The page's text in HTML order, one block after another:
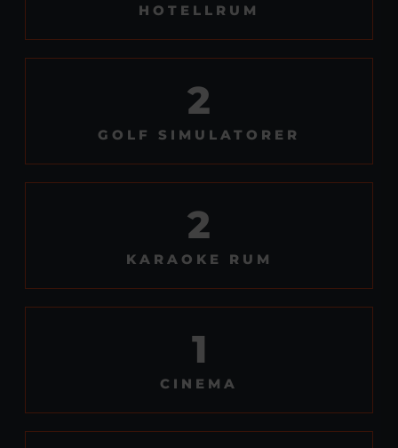
HOTELLRUM
2
GOLF SIMULATORER
2
KARAOKE RUM
1
CINEMA